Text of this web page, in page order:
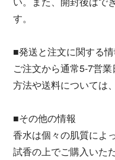
す。
■発送と注文に関する
ご注文から通常5-7営
方法や送料については
■その他の情報
香水は個々の肌質によ
試香の上でご購入いた